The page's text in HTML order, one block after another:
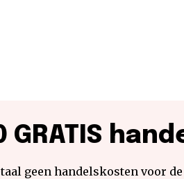
GRATIS
geen handelskosten voor